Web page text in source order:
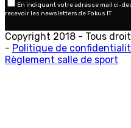
En indiquant votre adresse mail ci-
recevoir les newsletters de Fokus IT
Copyright 2018 - Tous
- Politique de
Règlement salle de sport